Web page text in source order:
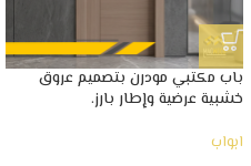
باب مكتبي مودرن بتصميم عروق
خشبية عرضية وإطار بارز.
ابواب